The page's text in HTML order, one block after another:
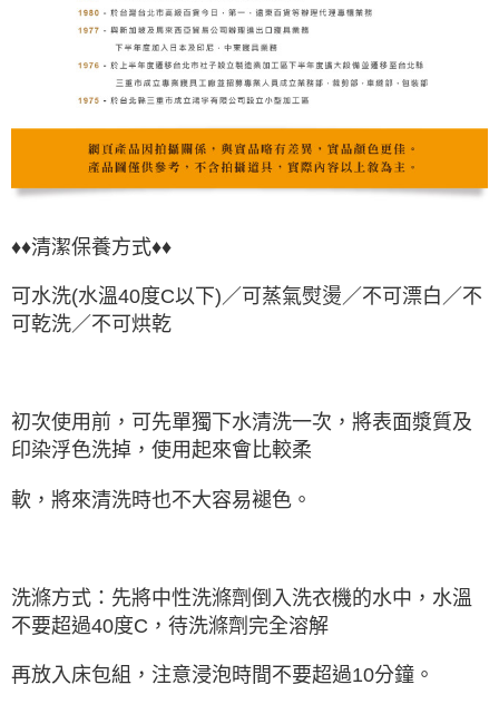
♦♦清潔保養方式♦♦
可水洗(水溫40度C以下)／可蒸氣熨燙／不可漂白／不
可乾洗／不可烘乾
初次使用前，可先單獨下水清洗一次，將表面漿質及
印染浮色洗掉，使用起來會比較柔
軟，將來清洗時也不大容易褪色。
洗滌方式：先將中性洗滌劑倒入洗衣機的水中，水溫
不要超過40度C，待洗滌劑完全溶解
再放入床包組，注意浸泡時間不要超過10分鐘。